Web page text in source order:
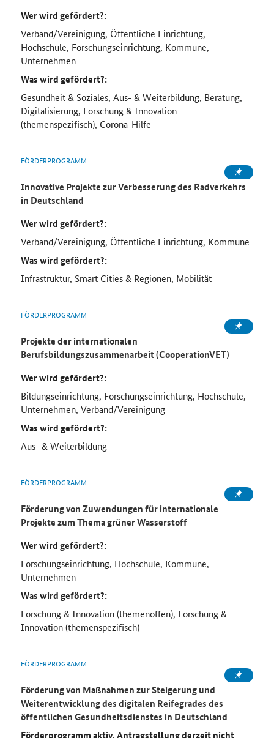
Wer wird gefördert?:
Verband/Vereinigung, Öffentliche Einrichtung,
Hochschule, Forschungseinrichtung, Kommune,
Unternehmen
Was wird gefördert?:
Gesundheit & Soziales, Aus- & Weiterbildung, Beratung,
Digitalisierung, Forschung & Innovation
(themenspezifisch), Corona-Hilfe
FÖRDERPROGRAMM
Innovative Projekte zur Verbesserung des Radverkehrs
in Deutschland
Wer wird gefördert?:
Verband/Vereinigung, Öffentliche Einrichtung, Kommune
Was wird gefördert?:
Infrastruktur, Smart Cities & Regionen, Mobilität
FÖRDERPROGRAMM
Projekte der internationalen
Berufsbildungszusammenarbeit (CooperationVET)
Wer wird gefördert?:
Bildungseinrichtung, Forschungseinrichtung, Hochschule,
Unternehmen, Verband/Vereinigung
Was wird gefördert?:
Aus- & Weiterbildung
FÖRDERPROGRAMM
Förderung von Zuwendungen für internationale
Projekte zum Thema grüner Wasserstoff
Wer wird gefördert?:
Forschungseinrichtung, Hochschule, Kommune,
Unternehmen
Was wird gefördert?:
Forschung & Innovation (themenoffen), Forschung &
Innovation (themenspezifisch)
FÖRDERPROGRAMM
Förderung von Maßnahmen zur Steigerung und
Weiterentwicklung des digitalen Reifegrades des
öffentlichen Gesundheitsdienstes in Deutschland
Förderprogramm aktiv, Antragstellung derzeit nicht